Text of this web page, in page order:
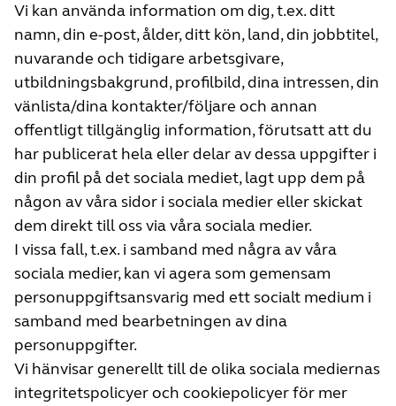
Vi kan använda information om dig, t.ex. ditt
namn, din e-post, ålder, ditt kön, land, din jobbtitel,
nuvarande och tidigare arbetsgivare,
utbildningsbakgrund, profilbild, dina intressen, din
vänlista/dina kontakter/följare och annan
offentligt tillgänglig information, förutsatt att du
har publicerat hela eller delar av dessa uppgifter i
din profil på det sociala mediet, lagt upp dem på
någon av våra sidor i sociala medier eller skickat
dem direkt till oss via våra sociala medier.
I vissa fall, t.ex. i samband med några av våra
sociala medier, kan vi agera som gemensam
personuppgiftsansvarig med ett socialt medium i
samband med bearbetningen av dina
personuppgifter.
Vi hänvisar generellt till de olika sociala mediernas
integritetspolicyer och cookiepolicyer för mer